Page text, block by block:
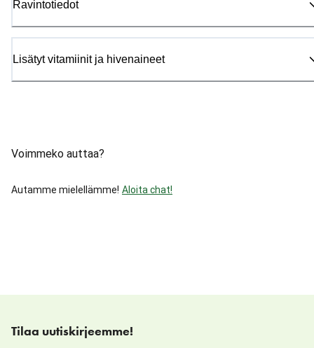
Ravintotiedot
Lisätyt vitamiinit ja hivenaineet
Voimmeko auttaa?
Autamme mielellämme! Aloita chat!
Tilaa uutiskirjeemme!